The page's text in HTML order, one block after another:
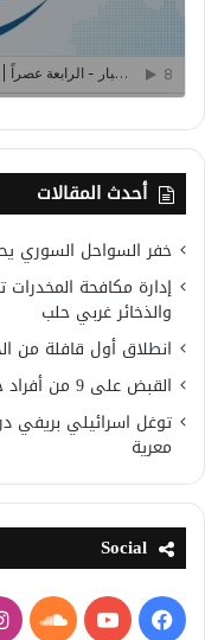
أحدث المقالات
خفر السواحل السوري
إدارة مكافحة
والذخائر غربي حلب
انطلاق أول قافلة من
القبض على 9 من أفراد خلية لـ”داعش” في القنيطرة
توغل اسرائيلي بريفي
معرية
Social
فيسبوكيوتيوب